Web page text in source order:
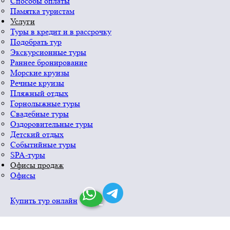
Памятка туристам
Услуги
Туры в кредит и в рассрочку
Подобрать тур
Экскурсионные туры
Раннее бронирование
Морские круизы
Речные круизы
Пляжный отдых
Горнолыжные туры
Свадебные туры
Оздоровительные туры
Детский отдых
Событийные туры
SPA-туры
Офисы продаж
Офисы
Купить тур онлайн